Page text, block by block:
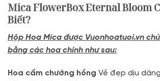
Mica FlowerBox Eternal Bloom
Biết?
Hộp Hoa Mica được Vuonhoatuoi.vn
bằng các hoa chính như sau:
Hoa cẩm chướng hồng Vẻ đẹp dịu